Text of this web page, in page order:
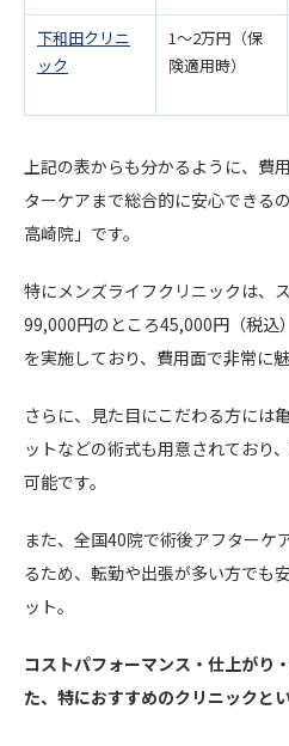
下和田クリニ
ック
1〜2万円（保
険適用時）
上記の表からも分かるように、費
ターケアまで総合的に安心できる
高崎院」です。
特にメンズライフクリニックは、
99,000円のところ45,000円（税込
を実施しており、費用面で非常に魅
さらに、見た目にこだわる方には
ットなどの術式も用意されており
可能です。
また、全国40院で術後アフターケ
るため、転勤や出張が多い方でも
ット。
コストパフォーマンス・仕上がり
た、特におすすめのクリニックと